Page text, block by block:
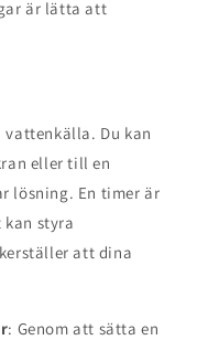
är lätta att
Du kan
eller till en
lösning. En timer är
styra
att dina
: Genom att sätta en